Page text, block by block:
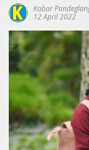
Kabar
12 April 2022